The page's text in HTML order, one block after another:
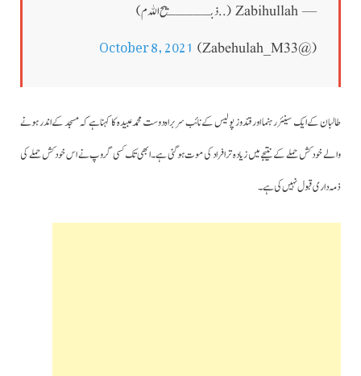
— Zabihullah (..ذبـــــیح الله م )
(@Zabehulah_M33)
October 8, 2021
طالبان کے ایک سینئر رہنما اور قندوز پولیس کے نائب سربراہ دوست محمد عبیدہ کا کہنا ہے کہ مسجد کے اندر ہونے
والے خودکش حملے کے نتیجے میں زیادہ تر افراد کی موت ہو گئی ہے۔ابھی تک کسی گروپ نے اس خودکش حملے کی
ذمہ داری قبول نہیں کی ہے۔